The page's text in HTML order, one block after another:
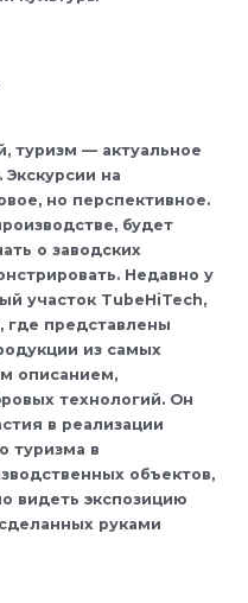
туризм — актуальное
на
но перспективное.
будет
о заводских
Недавно у
участок TubeHiTech,
где представлены
из самых
описанием,
технологий. Он
в реализации
туризма в
объектов,
видеть экспозицию
руками